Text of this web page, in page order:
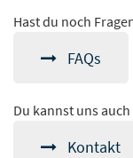
Hast du noch
FAQs
Du kannst uns
Kontakt